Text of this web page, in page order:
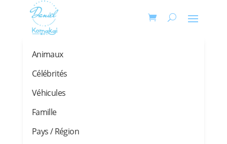
Animaux
Célébrités
Véhicules
Famille
Pays / Région